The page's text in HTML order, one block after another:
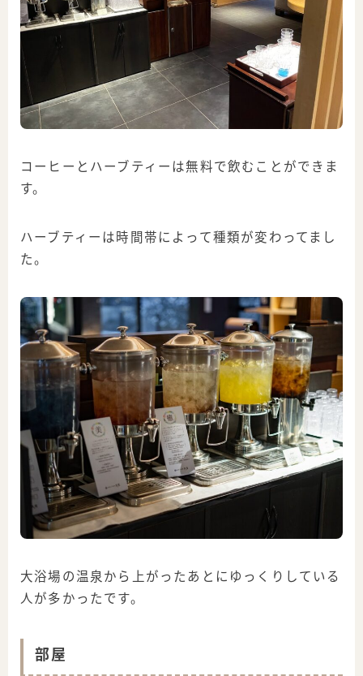
コーヒーとハーブティーは無料で飲むことができま
す。
ハーブティーは時間帯によって種類が変わってまし
た。
大浴場の温泉から上がったあとにゆっくりしている
人が多かったです。
部屋